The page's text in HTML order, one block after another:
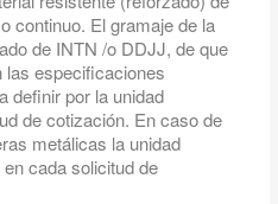
continuo. El gramaje de la
de INTN /o DDJJ, de que
las especificaciones
definir por la unidad
de cotización. En caso de
metálicas la unidad
cada solicitud de